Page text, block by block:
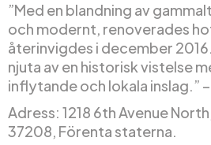
”Med en blandning av
och modernt, renoverades
återinvigdes i december
njuta av en historisk vistelse
inflytande och lokala inslag.”
Adress: 1218 6th Avenue
37208, Förenta staterna.